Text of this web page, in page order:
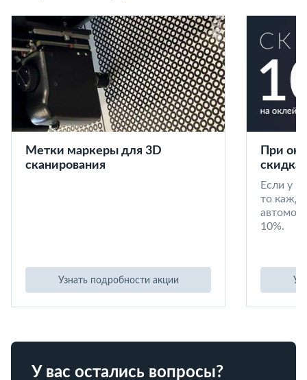
Метки маркеры для 3D
сканирования
Узнать подробности акции
При
скидка
Если у
то
10%.
У вас остались вопросы?